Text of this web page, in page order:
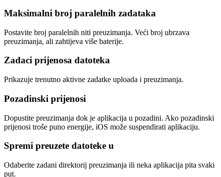
Maksimalni broj paralelnih zadataka
Postavite broj paralelnih niti preuzimanja. Veći broj ubrzava
preuzimanja, ali zahtijeva više baterije.
Zadaci prijenosa datoteka
Prikazuje trenutno aktivne zadatke uploada i preuzimanja.
Pozadinski prijenosi
Dopustite preuzimanja dok je aplikacija u pozadini. Ako pozadinski
prijenosi troše puno energije, iOS može suspendirati aplikaciju.
Spremi preuzete datoteke u
Odaberite zadani direktorij preuzimanja ili neka aplikacija pita svaki
put.